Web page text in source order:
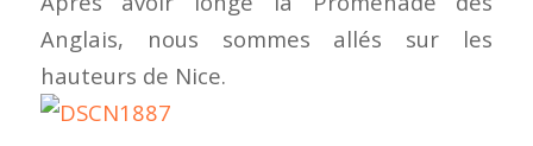
Anglais, nous sommes allés sur les
hauteurs de Nice.